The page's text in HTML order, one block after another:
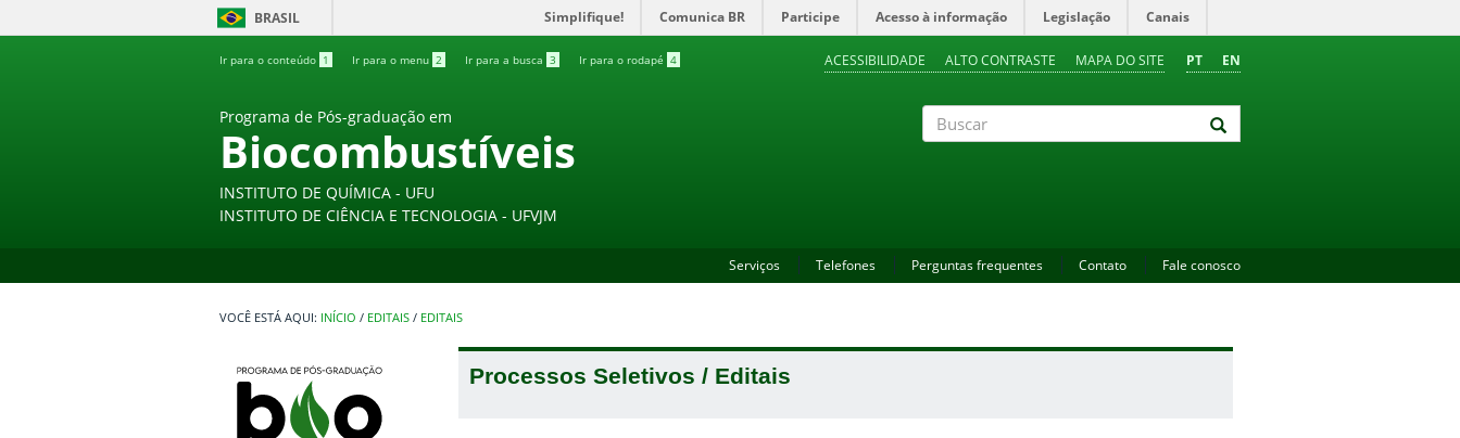
BRASIL Simplifique! Comunica BR Participe Acesso à informação Legislação Canais
Ir para o conteúdo 1 Ir para o menu 2 Ir para a busca 3 Ir para o rodapé 4 PT EN
ACESSIBILIDADE ALTO CONTRASTE MAPA DO SITE
Programa de Pós-graduação em
Biocombustíveis
INSTITUTO DE QUÍMICA - UFU
INSTITUTO DE CIÊNCIA E TECNOLOGIA - UFVJM
Serviços Telefones Perguntas frequentes Contato Fale conosco
INÍCIO / EDITAIS / EDITAIS
Processos Seletivos / Editais